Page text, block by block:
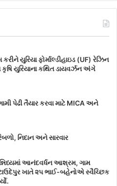
યુરિયા ફોર્માલ્ડીહાઇડ (UF) રેઝિન
યુરિયાના કથિત ડાયવર્ઝન અંગે
પેઢી તૈયાર કરવા માટે MICA અને
નિદાન અને સારવાર
આનંદવર્ધન આશ્રમ, ગામ
ખાતે ૨૫ ભાઈ-બહેનોએ સ્વૈચ્છિક